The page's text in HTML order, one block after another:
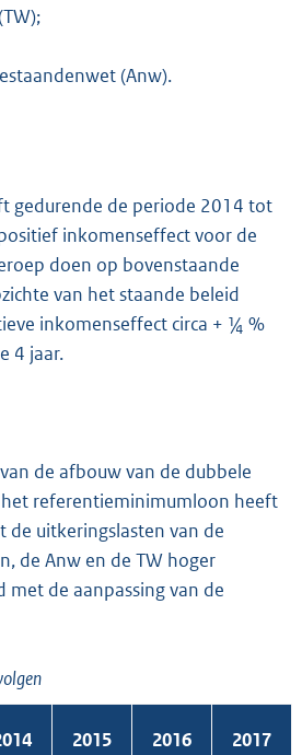
(Anw).
gedurende de periode 2014 tot
inkomenseffect voor de
doen op bovenstaande
van het staande beleid
inkomenseffect circa + ¼ %
4 jaar.
de afbouw van de dubbele
referentieminimumloon heeft
de uitkeringslasten van de
de Anw en de TW hoger
de aanpassing van de
2015 2016 2017